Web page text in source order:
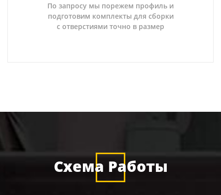
По запросу мы порежем профиль и
подготовим комплекты для сборки
с отверстиями точно в размер
Схема Работы